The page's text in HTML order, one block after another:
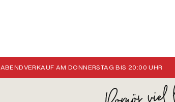
ABENDVERKAUF AM DONNERSTAG BIS 20:00 UHR